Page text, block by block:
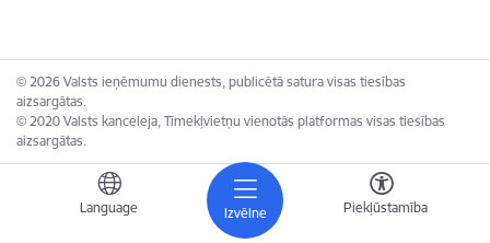
Izvēlne
Language Piekļūstamība
© 2026 Valsts ieņēmumu dienests, publicētā satura visas tiesības
aizsargātas.
© 2020 Valsts kanceleja, Tīmekļvietņu vienotās platformas visas tiesības
aizsargātas.